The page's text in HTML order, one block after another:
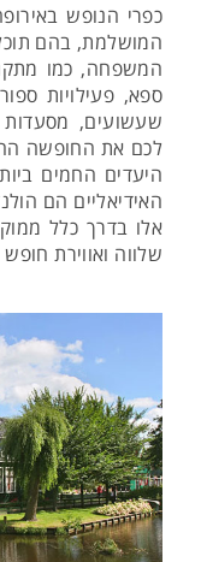
כפרי הנופש
המושלמת, בהם
המשפחה, כמו
ספא, פעילויות
שעשועים, מסעדות
לכם את החופשה
היעדים החמים
האידיאליים הם
אלו בדרך כלל
שלווה ואווירת